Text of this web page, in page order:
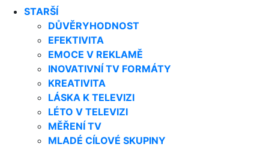
STARŠÍ
DŮVĚRYHODNOST
EFEKTIVITA
EMOCE V REKLAMĚ
INOVATIVNÍ TV FORMÁTY
KREATIVITA
LÁSKA K TELEVIZI
LÉTO V TELEVIZI
MĚŘENÍ TV
MLADÉ CÍLOVÉ SKUPINY